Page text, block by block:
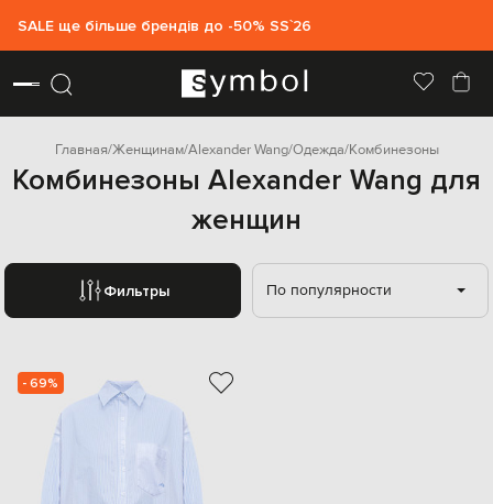
SALE ще більше брендів до -50% SS`26
Главная Женщинам Alexander Wang Одежда Комбинезоны
Комбинезоны Alexander Wang для
женщин
Фильтры По популярности
- 69%